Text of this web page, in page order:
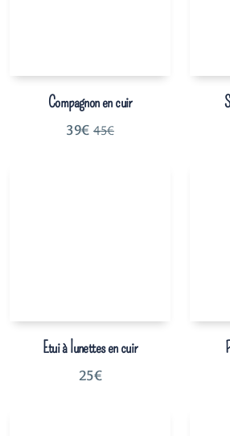
Compagnon en cuir
39€ 45€
Etui à lunettes en cuir
25€